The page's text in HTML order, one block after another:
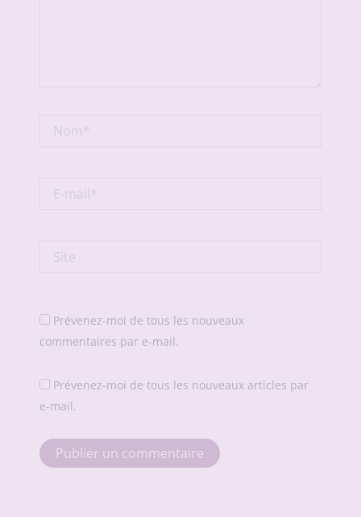
mail*
Prévenez-moi de tous les nouveaux
commentaires par e-mail.
Prévenez-moi de tous les nouveaux articles par
e-mail.